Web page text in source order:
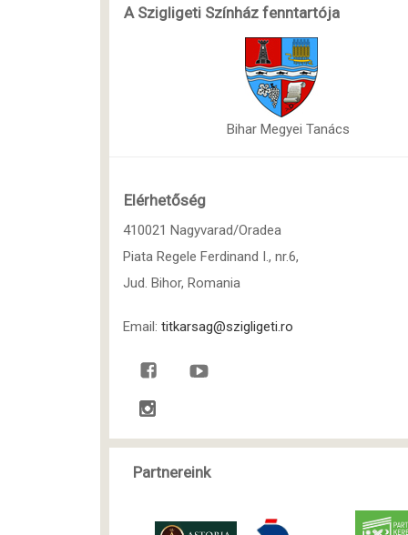
A Szigligeti Színház fenntartója
Bihar Megyei Tanács
Elérhetőség
410021 Nagyvarad/Oradea
Piata Regele Ferdinand I., nr.6,
Jud. Bihor, Romania
Email: titkarsag@szigligeti.ro
Partnereink